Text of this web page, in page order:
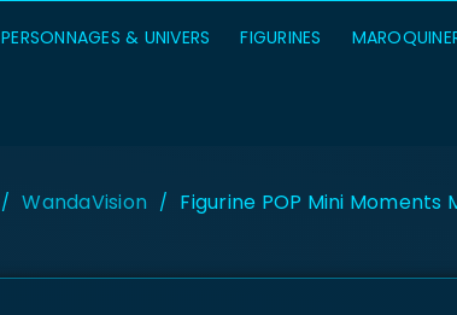
PERSONNAGES & UNIVERS FIGURINES
/ WandaVision / Figurine POP Mini Moments